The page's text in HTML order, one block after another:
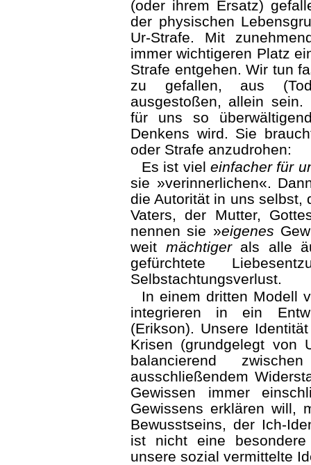
(oder ihrem Ersatz)
der physischen
Ur-Strafe. Mit
immer wichtigeren Platz
Strafe entgehen. Wir tun
zu gefallen, aus
ausgestoßen, allein
für uns so
Denkens wird. Sie
oder Strafe anzudrohen: ­
Es ist vieleinfacher für
sie »verinnerlichen«.
die Autorität in uns selbst,
Vaters, der Mutter,
nennen sie »eigenes
weit mächtigerals alle
gefürchtete
Selbstachtungsverlust.
In einem dritten Modell
integrieren in ein
(Erikson). Unsere
Krisen (grundgelegt von
balancierend
ausschließendem
Gewissen immer
Gewissens erklären will,
Bewusstseins, der Ich-
ist nicht eine
unsere sozial vermittelte